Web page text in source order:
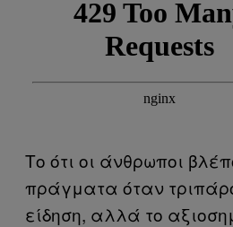
Το ότι οι άνθρωποι
πράγματα όταν
είδηση, αλλά το